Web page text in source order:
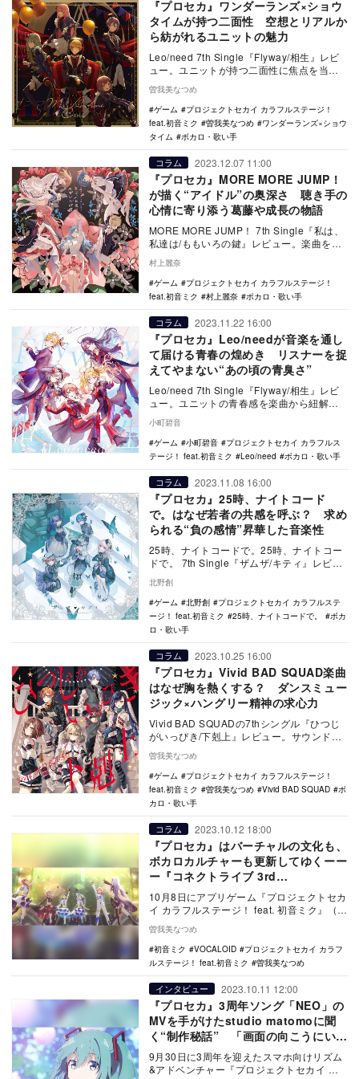
『プロセカ』ワンダーランズ×ショウ
タイムが持つ二面性 空想とリアルか
ら紡がれるユニットの魅力
Leo/need 7th Single『Flyway/相生』レビ
ュー。ユニットが持つ二面性に焦点を当て
楽曲の魅力を紐解く。
曽我美なつめ
ゲーム
プロジェクトセカイ カラフルステージ！
feat.初音ミク
曽我美なつめ
ワンダーランズ×ショウ
タイム
ボカロ・歌い手
コラム 2023.12.07 11:00
『プロセカ』MORE MORE JUMP！
が描く“アイドル”の奥深さ 聴き手の
心情に寄り添う葛藤や成長の物語
MORE MORE JUMP！ 7th Single『私は、
私達は/ももいろの鍵』レビュー。楽曲を通
村上麗奈
ゲーム
プロジェクトセカイ カラフルステージ！
feat.初音ミク
村上麗奈 ボカロ・歌い手
コラム 2023.11.22 16:00
『プロセカ』Leo/needが音楽を通し
て届ける青春の煌めき リスナーを捉
えてやまない“あの頃の青臭さ”
Leo/need 7th Single『Flyway/相生』レビ
ュー。ユニットの青春感を楽曲から紐解
小町碧音
ゲーム
小町碧音
プロジェクトセカイ カラフルス
テージ！ feat.初音ミク
Leo/need ボカロ・歌い手
コラム 2023.11.08 16:00
『プロセカ』25時、ナイトコード
で。はなぜ若者の共感を呼ぶ？ 求め
られる“負の感情”昇華した音楽性
25時、ナイトコードで。25時、ナイトコー
ドで。 7th Single『ザムザ/キティ』レビュ
北野創
ゲーム
北野創
プロジェクトセカイ カラフルステ
ージ！ feat.初音ミク
25時、ナイトコードで。
ボカ
ロ・歌い手
コラム 2023.10.25 16:00
『プロセカ』Vivid BAD SQUAD楽曲
はなぜ胸を熱くする？ ダンスミュー
ジック×ハングリー精神の求心力
Vivid BAD SQUADの7thシングル『ひつじ
がいっぴき/下剋上』レビュー。サウンドや
歌詞の魅力に迫る。
曽我美なつめ
ゲーム
プロジェクトセカイ カラフルステージ！
feat.初音ミク
曽我美なつめ Vivid BAD SQUAD
ボ
カロ・歌い手
コラム 2023.10.12 18:00
『プロセカ』はバーチャルの文化も、
ボカロカルチャーも更新してゆくーー
ー『コネクトライブ 3rd
ANNIVERSARY Memorial Stage』
レポート
10月8日にアプリゲーム『プロジェクトセカ
イ カラフルステージ！ feat. 初音ミク』（以
下プロセカ）内で、ライブイベント「コ…
曽我美なつめ
初音ミク
VOCALOID
プロジェクトセカイ カラフ
ルステージ！ feat.初音ミク
曽我美なつめ
インタビュー 2023.10.11 12:00
『プロセカ』3周年ソング「NEO」の
MVを手がけたstudio matomoに聞
く“制作秘話” 「画面の向こうにいる
私たちにコンテを切った」
9月30日に3周年を迎えたスマホ向けリズム
&アドベンチャー『プロジェクトセカイ カ